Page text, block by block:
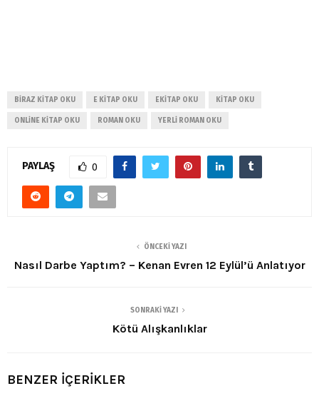
BIRAZ KITAP OKU E KITAP OKU EKITAP OKU KITAP OKU
ONLINE KITAP OKU ROMAN OKU YERLI ROMAN OKU
PAYLAŞ 0
ÖNCEKI YAZI
Nasıl Darbe Yaptım? – Kenan Evren 12 Eylül’ü Anlatıyor
SONRAKI YAZI
Kötü Alışkanlıklar
BENZER İÇERİKLER